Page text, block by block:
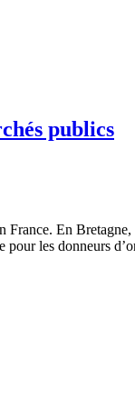
publics
En
pour les donneurs